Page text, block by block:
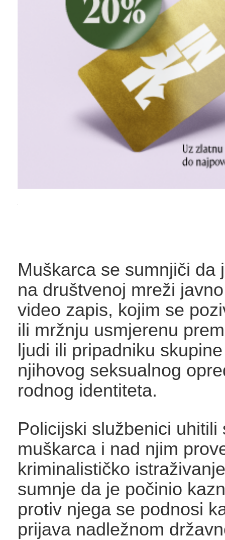
Muškarca se sumnjiči da
na društvenoj mreži
video zapis, kojim se
ili mržnju usmjerenu
ljudi ili pripadniku
njihovog seksualnog
rodnog identiteta.
Policijski službenici uhitili
muškarca i nad njim
kriminalističko
sumnje da je počinio
protiv njega se podnosi
prijava nadležnom